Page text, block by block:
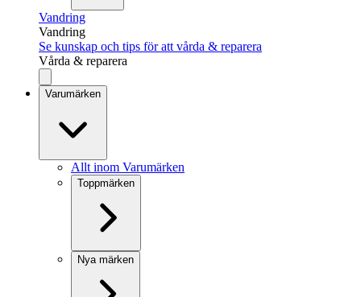
Vandring
Vandring
Se kunskap och tips för att vårda & reparera
Vårda & reparera
Varumärken
Allt inom Varumärken
Toppmärken
Nya märken